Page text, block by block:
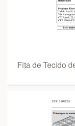
Fita de Tecido